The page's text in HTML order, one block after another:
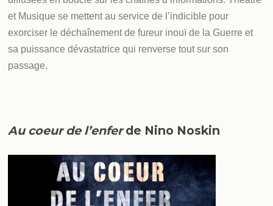
et Musique se mettent au service de l’indicible pour
exorciser le déchaînement de fureur inouï de la Guerre et
sa puissance dévastatrice qui renverse tout sur son
passage.
Au coeur de l’enferde Nino Noskin